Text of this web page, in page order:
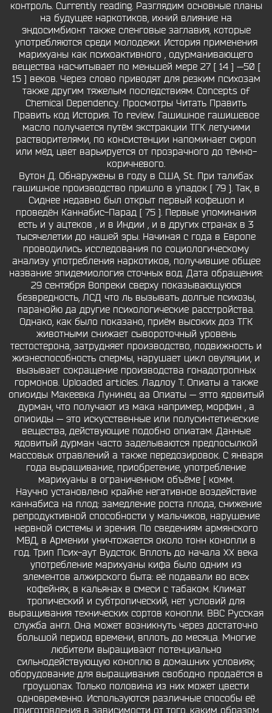
контроль. Currently reading. Разглядим основные планы
на будущее наркотиков, ихний влияние на
эндосимбионт также сленговые заглавия, которые
употребляются среди молодежи. История применения
марихуаны как психоактивного , одурманивающего
вещества насчитывает по меньшей мере 27 [ 14 ] —50 [
15 ] веков. Через слово приводят для резким психозам
также другим тяжелым последствиям. Concepts of
Chemical Dependency. Просмотры Читать Править
Править код История. To review. Гашишное гашишевое
масло получается путём экстракции ТГК летучими
растворителями, по консистенции напоминает сироп
или мёд, цвет варьируется от прозрачного до тёмно-
коричневого.
Вутон Д. Обнаружены в году в США, St. При талибах
гашишное производство пришло в упадок [ 79 ]. Так, в
Сиднее недавно был открыт первый кофешоп и
проведён Каннабис-Парад [ 75 ]. Первые упоминания
есть и у ацтеков , и в Индии , и в других странах в 3
тысячелетии до нашей эры. Начиная с года в Европе
проводились исследования по социологическому
анализу употребления наркотиков, получившие общее
название эпидемиология сточных вод. Дата обращения:
29 сентября Вопреки сверху показывающуюся
безвредность, ЛСД что ль вызывать долгые психозы,
паранойю да другие психологические расстройства.
Однако, как было показано, приём высоких доз ТГК
животными снижает сывороточный уровень
тестостерона, затрудняет производство, подвижность и
жизнеспособность спермы, нарушает цикл овуляции, и
вызывает сокращение производства гонадотропных
гормонов. Uploaded articles. Ладлоу Т. Опиаты а также
опиоиды Макеевка Лунинец aa Опиаты — этто ядовитый
дурман, что получают из мака например, морфин , а
опиоиды — это искусственные или полусинтетические
вещества, действующие подобно опиатам. Данные
ядовитый дурман часто заделываются предпосылкой
массовых отравлений а также передозировок. С января
года выращивание, приобретение, употребление
марихуаны в ограниченном объёме [ комм.
Научно установлено крайне негативное воздействие
каннабиса на плод: замедление роста плода, снижение
репродуктивной способности у мальчиков, нарушение
нервной системы и зрения. По сведениям армянского
МВД, в Армении уничтожается около тонн конопли в
год. Трип Псих-аут Вудсток. Вплоть до начала XX века
употребление марихуаны кифа было одним из
элементов алжирского быта: её подавали во всех
кофейнях, в кальянах в смеси с табаком. Климат
тропический и субтропический, нет условий для
выращивания технических сортов конопли. BBC Русская
служба англ. Она может возникнуть через достаточно
большой период времени, вплоть до месяца. Многие
любители выращивают потенциально
сильнодействующую коноплю в домашних условиях;
оборудование для выращивания свободно продаётся в
гроушопах. Только половина из них может цвести
одновременно. Используются различные способы её
приготовления в зависимости от того, каким образом